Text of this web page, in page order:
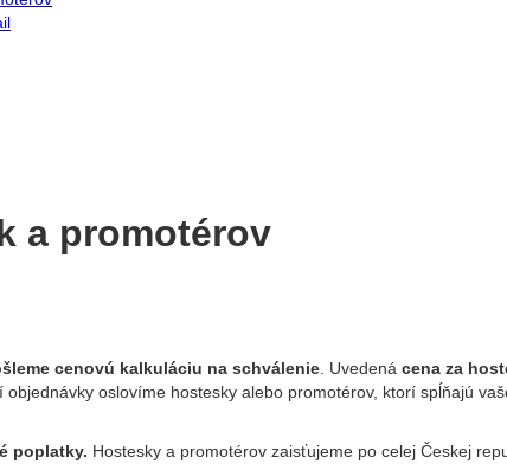
a promotérov
cenovú kalkuláciu na schválenie. Uvedenácena za
oslovíme hostesky alebo promotérov, ktorí spĺňajú
poplatky. Hostesky a promotérov zaisťujeme po celej Českej